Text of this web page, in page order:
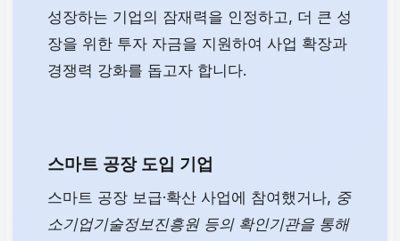
성장하는 기업의 잠재력을 인정하고, 더 큰 성
장을 위한 투자 자금을 지원하여 사업 확장과
경쟁력 강화를 돕고자 합니다.
스마트 공장 도입 기업
스마트 공장 보급·확산 사업에 참여했거나, 중
소기업기술정보진흥원 등의 확인기관을 통해